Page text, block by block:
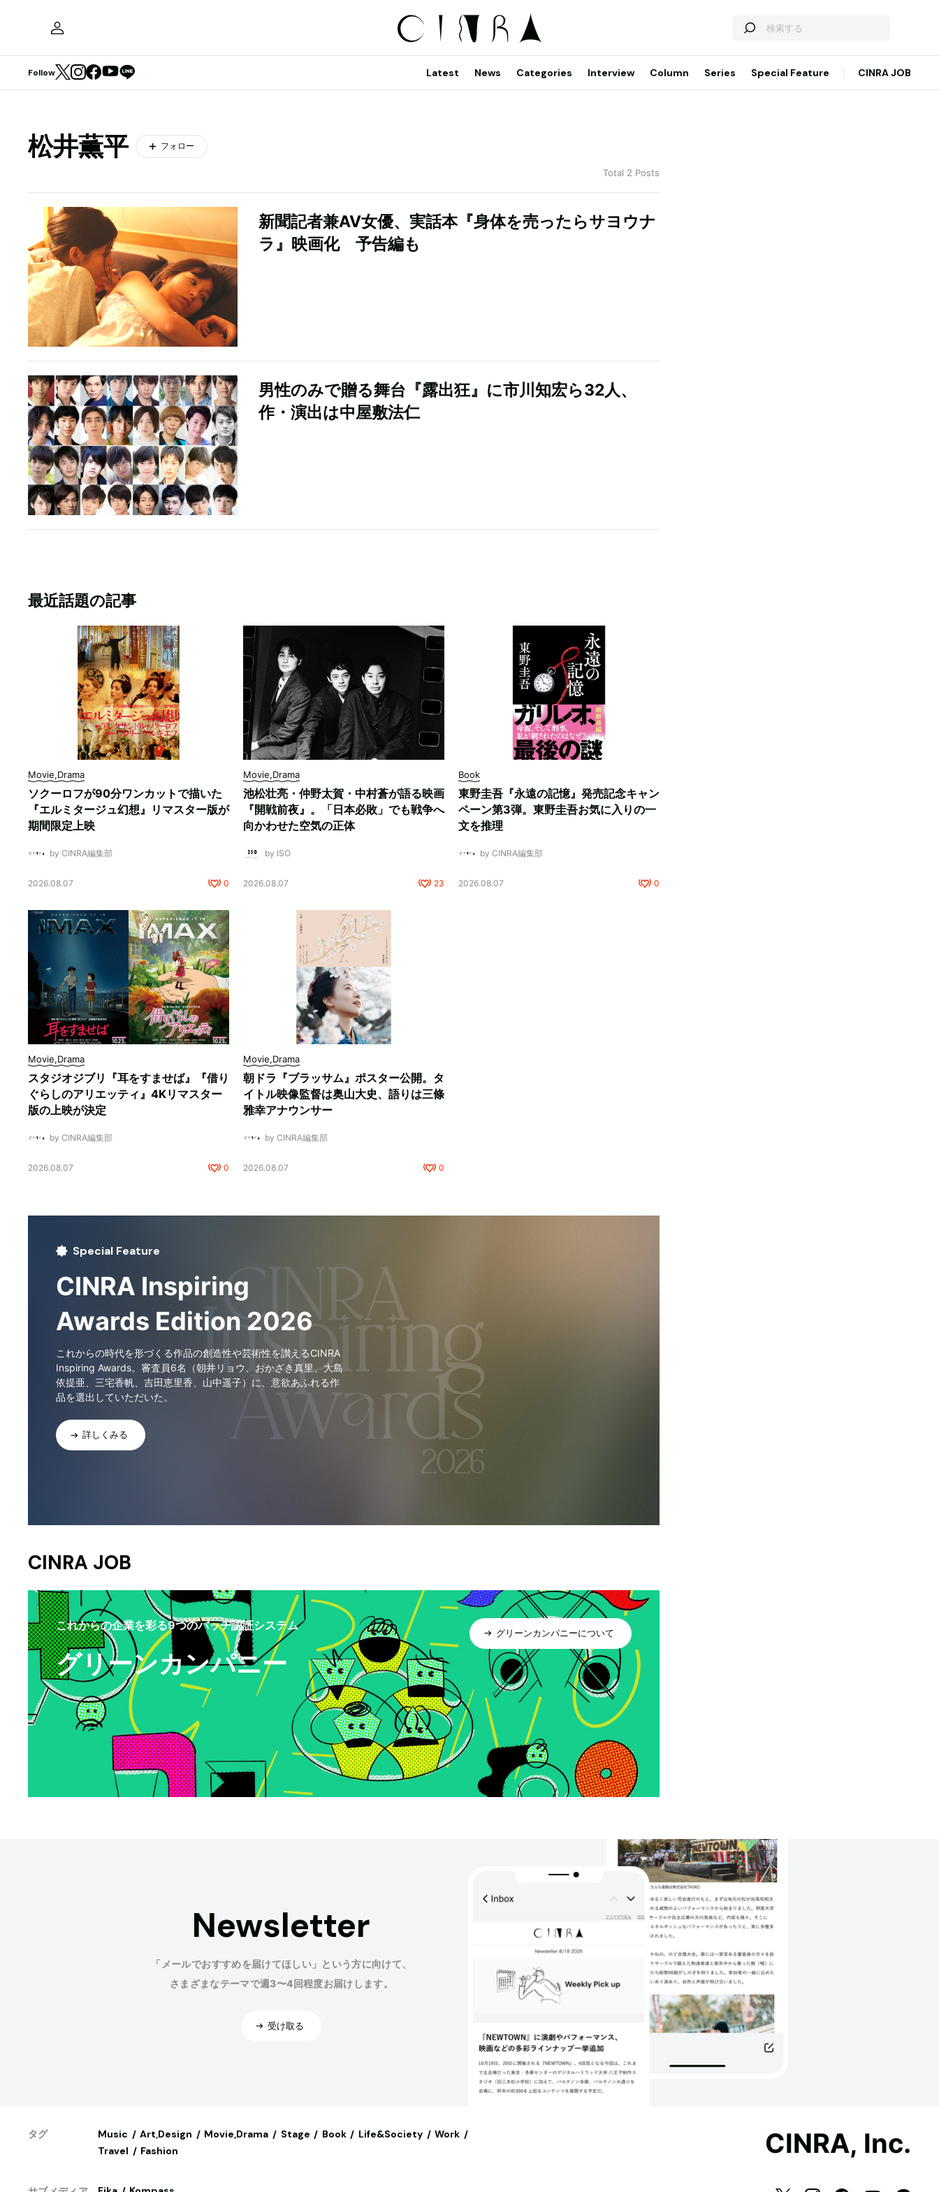
Follow Latest News Categories Interview Column Series Special Feature CINRA JOB
松井薫平 フォロー
Total 2 Posts
新聞記者兼AV女優、実話本『身体を売ったらサヨウナ
ラ』映画化 予告編も
男性のみで贈る舞台『露出狂』に市川知宏ら32人、
作・演出は中屋敷法仁
最近話題の記事
Movie,Drama
ソクーロフが90分ワンカットで描いた
『エルミタージュ幻想』リマスター版が
期間限定上映
by CINRA編集部
2026.08.07 0
Movie,Drama
池松壮亮・仲野太賀・中村蒼が語る映画
『開戦前夜』。「日本必敗」でも戦争へ
向かわせた空気の正体
by ISO
2026.08.07 23
Book
東野圭吾『永遠の記憶』発売記念キャン
ペーン第3弾。東野圭吾お気に入りの一
文を推理
by CINRA編集部
2026.08.07 0
Movie,Drama
スタジオジブリ『耳をすませば』『借り
ぐらしのアリエッティ』4Kリマスター
版の上映が決定
by CINRA編集部
2026.08.07 0
Movie,Drama
朝ドラ『ブラッサム』ポスター公開。タ
イトル映像監督は奥山大史、語りは三條
雅幸アナウンサー
by CINRA編集部
2026.08.07 0
Special Feature
CINRA Inspiring
Awards Edition 2026
これからの時代を形づくる作品の創造性や芸術性を讃えるCINRA
Inspiring Awards。審査員6名（朝井リョウ、おかざき真里、大島
依提亜、三宅香帆、吉田恵里香、山中遥子）に、意欲あふれる作
品を選出していただいた。
詳しくみる
CINRA JOB
これからの企業を彩る9つのバッヂ認証システム
グリーンカンパニー
グリーンカンパニーについて
Newsletter
「メールでおすすめを届けてほしい」という方に向けて、
さまざまなテーマで週3〜4回程度お届けします。
受け取る
タグ Music Art,Design Movie,Drama Stage Book Life&Society
Work
Travel
Fashion CINRA, Inc.